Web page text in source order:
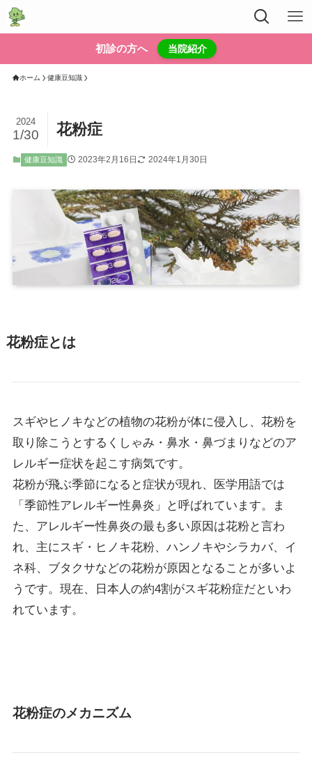
初診の方へ 当院紹介
ホーム 健康豆知識
花粉症
2024
1/30
健康豆知識 2023年2月16日 2024年1月30日
花粉症とは
スギやヒノキなどの植物の花粉が体に侵入し、花粉を
取り除こうとするくしゃみ・鼻水・鼻づまりなどのア
レルギー症状を起こす病気です。
花粉が飛ぶ季節になると症状が現れ、医学用語では
「季節性アレルギー性鼻炎」と呼ばれています。ま
た、アレルギー性鼻炎の最も多い原因は花粉と言わ
れ、主にスギ・ヒノキ花粉、ハンノキやシラカバ、イ
ネ科、ブタクサなどの花粉が原因となることが多いよ
うです。現在、日本人の約4割がスギ花粉症だといわ
れています。
花粉症のメカニズム